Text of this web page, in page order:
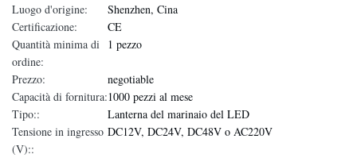
Luogo d'origine:
Shenzhen, Cina
Certificazione:
CE
Quantità minima di
ordine:
1 pezzo
Prezzo:
negotiable
Capacità di fornitura:1000 pezzi al mese
Tipo::
Lanterna del marinaio del LED
Tensione in ingresso
(V)::
DC12V, DC24V, DC48V o AC220V